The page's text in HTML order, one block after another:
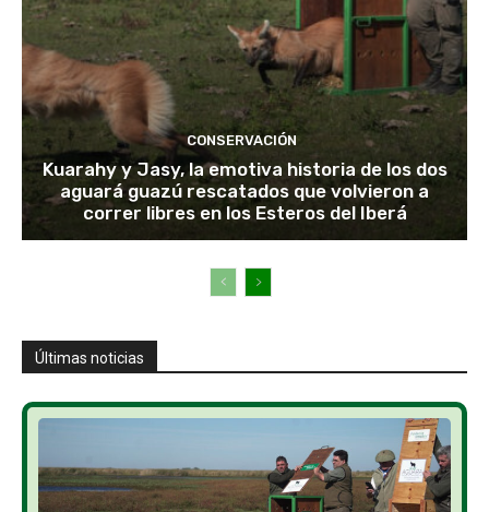
CONSERVACIÓN
Kuarahy y Jasy, la emotiva historia de los dos
aguará guazú rescatados que volvieron a
correr libres en los Esteros del Iberá
Últimas noticias